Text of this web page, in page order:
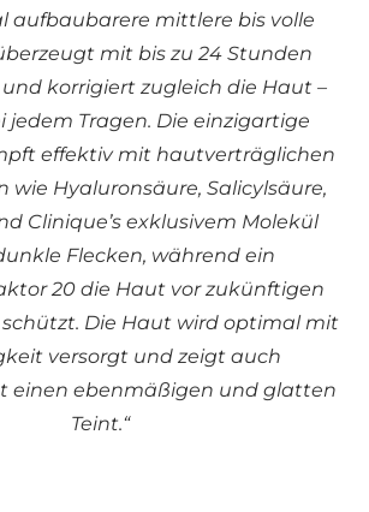
aufbaubarere mittlere bis volle
mit bis zu 24 Stunden
korrigiert zugleich die Haut –
jedem Tragen. Die einzigartige
effektiv mit hautverträglichen
wie Hyaluronsäure, Salicylsäure,
Clinique’s exklusivem Molekül
Flecken, während ein
20 die Haut vor zukünftigen
Die Haut wird optimal mit
versorgt und zeigt auch
einen ebenmäßigen und glatten
Teint.“